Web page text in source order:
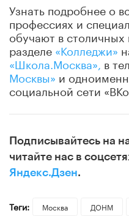
Узнать подробнее о
профессиях и
обучают в
разделе «Колледжи»
«Школа.Москва», в
Москвы» и
социальной сети
Подписывайтесь на
читайте нас в
Яндекс.Дзен.
Теги: Москва ДОНМ